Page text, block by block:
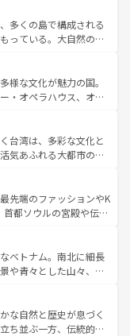
きる。 なお、新
を参照してほしい。
ピング、エンターテイ
トだ。一方、アメリカ
キャニオンやイエロー
美食が融合した独特の
地域で異なる魅力を楽
史を感じることができ
しい。
多くの島で構成される
っている。大自然の神
観光地といえばオアフ
ウイ島やカウアイ島が
く海をはじめ、豊かな
迎えてくれるハワイの
ワイアンミュージッ
てがハワイの魅力を彩
。
様な文化が魅力の国。
・オペラハウス、オー
ウルル（エアーズロッ
ケアンズの熱帯雨林な
フェやワイン、オージ
り、サーフィンやダイ
ア好きにはたまらな
存分に味わいつくそ
台湾は、多彩な文化と
気あふれる大都市の台
東部など、都市の喧騒
れる人に新しい発見と
深い台湾の食文化も魅
バラエティ豊かな料理
報は コンテンツ一覧を参
先端のファッションやK
都ソウルの宮殿や伝統
自然美を楽しむことが
品のストリートフード
いる。夜には、韓国な
な魅力を心ゆくまで味
、新着の韓国情報はコンテンツ一
ベトナム。南北に細長
や青々とした山々、世
ノイの古い町並みやホ
物も、独特の雰囲気を
の豊かさとおいしさで
な自然と歴史が息づく
ち並ぶ一方、伝統的な